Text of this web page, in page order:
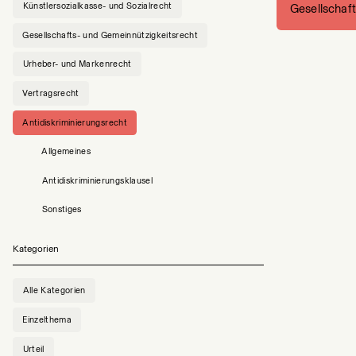
Künstlersozialkasse- und Sozialrecht
Gesellschafts- und Gemeinnützigkeitsrecht
Urheber- und Markenrecht
Vertragsrecht
Antidiskriminierungsrecht
Allgemeines
Antidiskriminierungsklausel
Sonstiges
Kategorien
Alle Kategorien
Einzelthema
Urteil